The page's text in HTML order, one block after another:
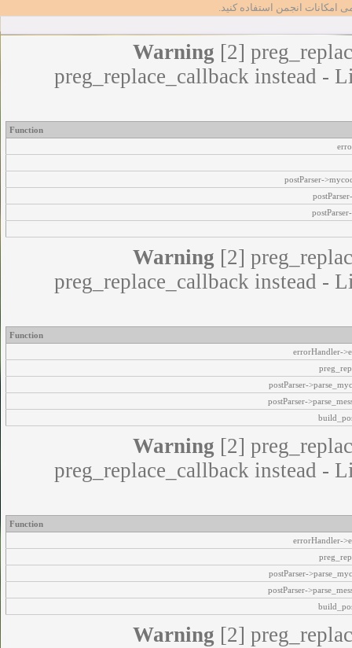
امکانات انجمن استفاده کنید.
Warning [2]
preg_replace_callback instead -
Function
postParser-
Warning [2]
preg_replace_callback instead -
Function
errorHandler-
postParser-
postParser-
Warning [2]
preg_replace_callback instead -
Function
errorHandler-
postParser-
postParser-
Warning [2]